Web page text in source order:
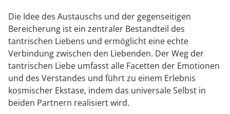
Die Idee des Austauschs und der gegenseitigen
Bereicherung ist ein zentraler Bestandteil des
tantrischen Liebens und ermöglicht eine echte
Verbindung zwischen den Liebenden. Der Weg der
tantrischen Liebe umfasst alle Facetten der Emotionen
und des Verstandes und führt zu einem Erlebnis
kosmischer Ekstase, indem das universale Selbst in
beiden Partnern realisiert wird.